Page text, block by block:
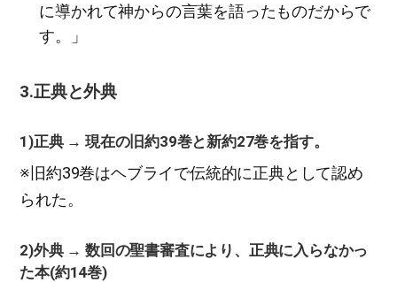
に導かれて神からの言葉を語ったものだからで
す。」
3.正典と外典
1)正典 → 現在の旧約39巻と新約27巻を指す。
※旧約39巻はヘブライで伝統的に正典として認め
られた。
2)外典 → 数回の聖書審査により、正典に入らなかっ
た本(約14巻)